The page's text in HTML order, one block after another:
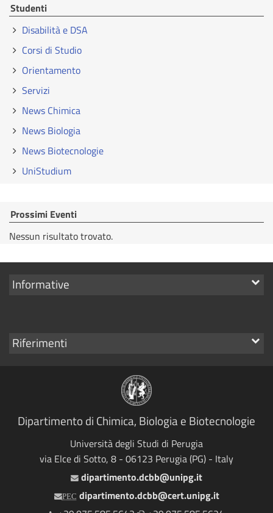
Studenti
Disabilità e DSA
Corsi di Studio
Orientamento
Servizi
News Chimica
News Biologia
News Biotecnologie
UniStudium
Prossimi Eventi
Nessun risultato trovato.
Mostra
Informative
Mostra
Riferimenti
Dipartimento di Chimica, Biologia e Biotecnologie
Università degli Studi di Perugia
via Elce di Sotto, 8 - 06123 Perugia (PG) - Italy
Email
dipartimento.dcbb@unipg.it
PEC dipartimento.dcbb@cert.unipg.it